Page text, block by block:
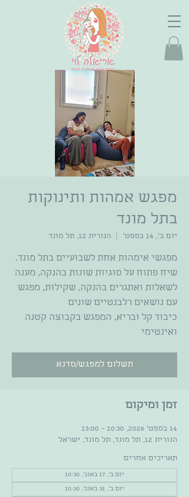
מפגש אמהות ותינוקות
בתל מונד
יום ב׳, 14 בספט׳ הנורית 12, תל מונד
מפגשי אימהות אחת לשבועיים בתל מונד.
שיח פתוח על סוגיות שונות בהנקה, מענה
לשאלות ואתגרים בהנקה, שקילות, מפגש
כיבוד קל ובריא, המפגש בקבוצה קטנה
ואינטימי
תשלום למפגש/סדנא
זמן ומיקום
14 בספט׳ 2026, 10:30 – 13:00
הנורית 12, תל מונד, תל מונד, ישראל
תאריכים אחרים
יום ב׳, 17 באוג׳, 10:30
יום ב׳, 31 באוג׳, 10:30